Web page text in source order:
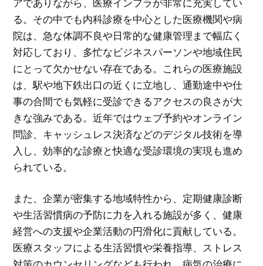
アでありながら、医療インフラが非常に充実してい
る。その中でも内科診療を中心とした医療機関や病
院は、急な体調不良や日常的な健康管理まで幅広く
対応しており、多忙なビジネスパーソンや地域住民
にとって欠かせない存在である。これらの医療施設
は、駅や地下鉄出口の近くに立地し、通勤途中や仕
事の合間でも気軽に受診できるアクセスの良さが大
きな強みである。近年ではウェブ予約やオンライン
問診、キャッシュレス決済などのデジタル技術を導
入し、効率的な診療と快適な受診環境の実現も進め
られている。
また、企業が密集する地域特性から、定期健康診断
や生活習慣病の予防に力を入れる施設が多く、健康
経営への支援や企業活動の円滑化に貢献している。
医療スタッフによる生活習慣や栄養指導、ストレス